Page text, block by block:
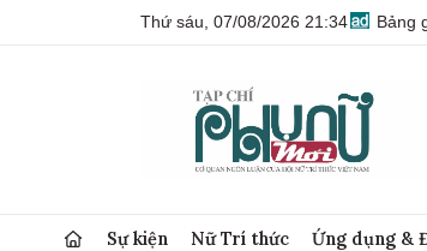
Thứ sáu, 07/08/2026 21:34 Bảng
Sự kiện Nữ Trí thức Ứng dụng &